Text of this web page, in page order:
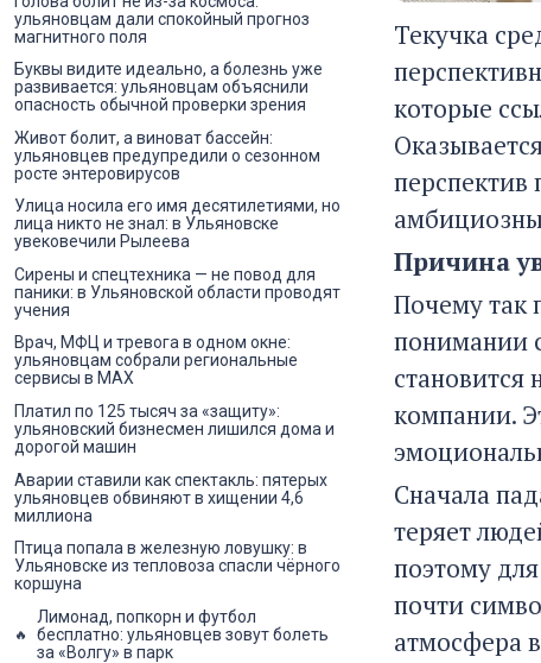
Текучка
которые
перспектив
Причина
Почему так
понимании
становится
компании.
Сначала
теряет
поэтому
почти
атмосфера
ульяновцам дали спокойный прогноз
магнитного поля
Буквы видите идеально, а болезнь уже
развивается: ульяновцам объяснили
опасность обычной проверки зрения
Живот болит, а виноват бассейн:
ульяновцев предупредили о сезонном
росте энтеровирусов
Улица носила его имя десятилетиями, но
лица никто не знал: в Ульяновске
увековечили Рылеева
Сирены и спецтехника — не повод для
паники: в Ульяновской области проводят
учения
Врач, МФЦ и тревога в одном окне:
ульяновцам собрали региональные
сервисы в MAX
Платил по 125 тысяч за «защиту»:
ульяновский бизнесмен лишился дома и
дорогой машин
Аварии ставили как спектакль: пятерых
ульяновцев обвиняют в хищении 4,6
миллиона
Птица попала в железную ловушку: в
Ульяновске из тепловоза спасли чёрного
коршуна
Лимонад, попкорн и футбол
бесплатно: ульяновцев зовут болеть
за «Волгу» в парк